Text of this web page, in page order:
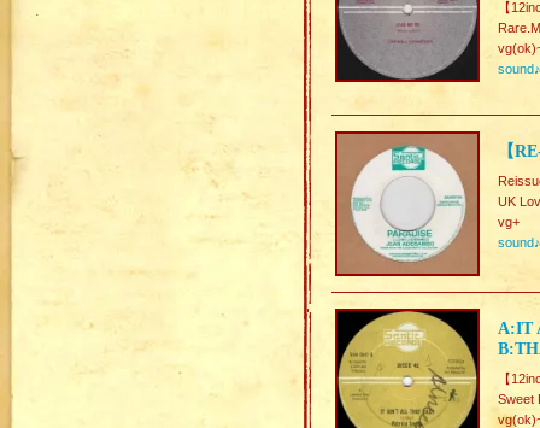
【
sound♪
【
UK
vg+
sound♪
A:IT
【
Sweet